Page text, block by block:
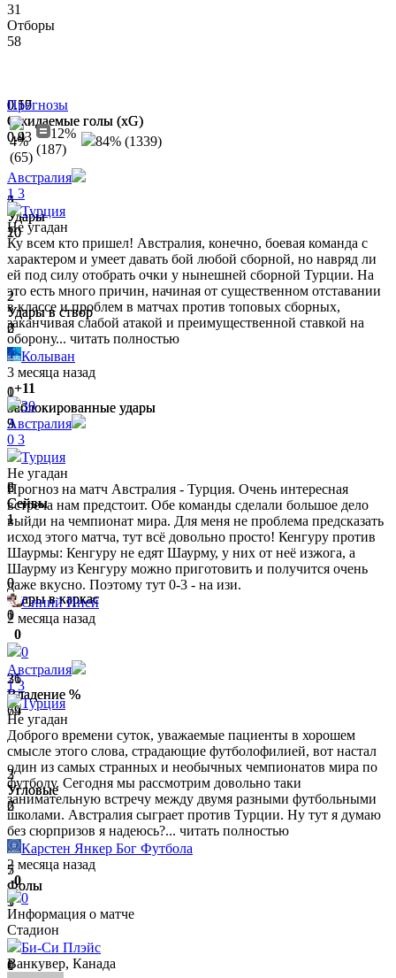
31
Отборы
58
0.59
Ожидаемые голы (xG)
0.43
4
Удары
10
2
Удары в створ
2
0
Заблокированные удары
3
2
Сейвы
1
0
Удары в каркас
1
31
Владение %
69
2
Угловые
2
5
Фолы
1
0
0.17
Ожидаемые голы (xG)
0.9
5
Удары
20
2
Удары в створ
6
1
Заблокированные удары
9
6
Сейвы
1
0
Удары в каркас
0
26
Владение %
74
3
Угловые
6
7
Фолы
3
1
Прогнозы
4%
(65)
12%
(187)
84% (1339)
Австралия
1 3
Турция
Не угадан
Ку всем кто пришел! Австралия, конечно, боевая команда с
характером и умеет давать бой любой сборной, но навряд ли
ей под силу отобрать очки у нынешней сборной Турции. На
это есть много причин, начиная от существенном отставании
в классе и проблем в матчах против топовых сборных,
заканчивая слабой атакой и преимущественной ставкой на
оборону... читать полностью
Колыван
3 месяца назад
+11
30
Австралия
0 3
Турция
Не угадан
Прогноз на матч Австралия - Турция. Очень интересная
встреча нам предстоит. Обе команды сделали большое дело
выйди на чемпионат мира. Для меня не проблема предсказать
исход этого матча, тут всё довольно просто! Кенгуру против
Шаурмы: Кенгуру не едят Шаурму, у них от неё изжога, а
Шаурму из Кенгуру можно приготовить и получится очень
даже вкусно. Поэтому тут 0-3 - на изи.
Синий Иней
2 месяца назад
0
0
Австралия
1 3
Турция
Не угадан
Доброго времени суток, уважаемые пациенты в хорошем
смысле этого слова, страдающие футболофилией, вот настал
один из самых странных и необычных чемпионатов мира по
футболу. Сегодня мы рассмотрим довольно таки
занимательную встречу между двумя разными футбольными
школами. Австралия сыграет против Турции. Ну тут я думаю
без сюрпризов я надеюсь?... читать полностью
Карстен Янкер Бог Футбола
2 месяца назад
0
0
Информация о матче
Стадион
Би-Си Плэйс
Ванкувер, Канада